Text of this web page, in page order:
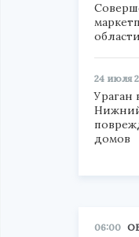
области
24 июля
Ураган
домов
06:00